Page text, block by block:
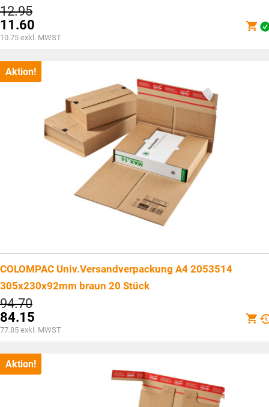
12.95Ursprünglicher
Preis
war:
CHF12.95
11.60
Aktueller
ist:
CHF11.60.
10.75 exkl. MWST
Aktion!
COLOMPAC Univ.Versandverpackung A4 2053514
305x230x92mm braun 20 Stück
94.70Ursprünglicher
Preis
war:
CHF94.70
84.15
Aktueller
ist:
CHF84.15.
77.85 exkl. MWST
Aktion!